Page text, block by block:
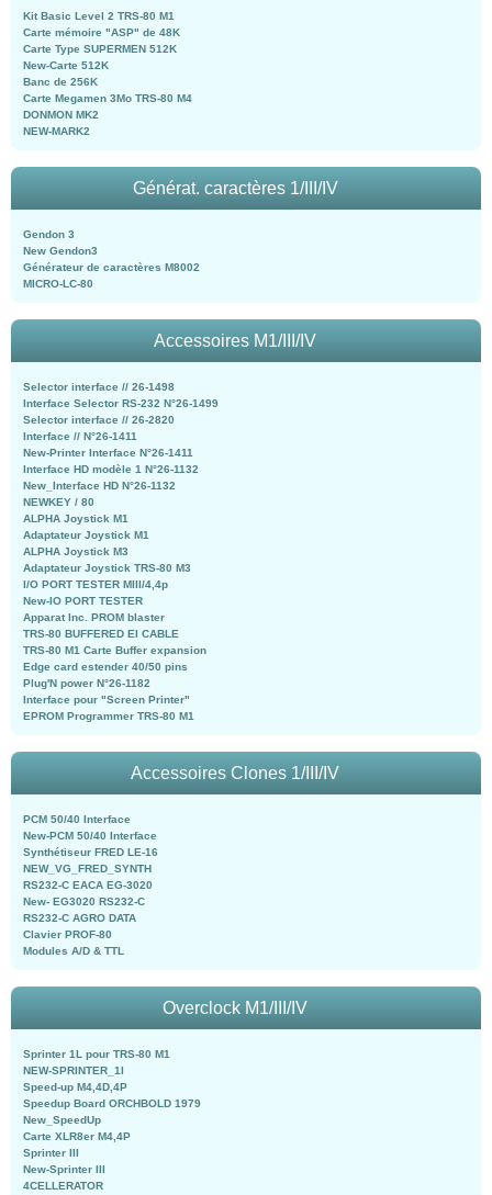
Kit Basic Level 2 TRS-80 M1
Carte mémoire "ASP" de 48K
Carte Type SUPERMEN 512K
New-Carte 512K
Banc de 256K
Carte Megamen 3Mo TRS-80 M4
DONMON MK2
NEW-MARK2
Générat. caractères 1/III/IV
Gendon 3
New Gendon3
Générateur de caractères M8002
MICRO-LC-80
Accessoires M1/III/IV
Selector interface // 26-1498
Interface Selector RS-232 N°26-1499
Selector interface // 26-2820
Interface // N°26-1411
New-Printer Interface N°26-1411
Interface HD modèle 1 N°26-1132
New_Interface HD N°26-1132
NEWKEY / 80
ALPHA Joystick M1
Adaptateur Joystick M1
ALPHA Joystick M3
Adaptateur Joystick TRS-80 M3
I/O PORT TESTER MIII/4,4p
New-IO PORT TESTER
Apparat Inc. PROM blaster
TRS-80 BUFFERED EI CABLE
TRS-80 M1 Carte Buffer expansion
Edge card estender 40/50 pins
Plug'N power N°26-1182
Interface pour "Screen Printer"
EPROM Programmer TRS-80 M1
Accessoires Clones 1/III/IV
PCM 50/40 Interface
New-PCM 50/40 Interface
Synthétiseur FRED LE-16
NEW_VG_FRED_SYNTH
RS232-C EACA EG-3020
New- EG3020 RS232-C
RS232-C AGRO DATA
Clavier PROF-80
Modules A/D & TTL
Overclock M1/III/IV
Sprinter 1L pour TRS-80 M1
NEW-SPRINTER_1l
Speed-up M4,4D,4P
Speedup Board ORCHBOLD 1979
New_SpeedUp
Carte XLR8er M4,4P
Sprinter III
New-Sprinter III
4CELLERATOR